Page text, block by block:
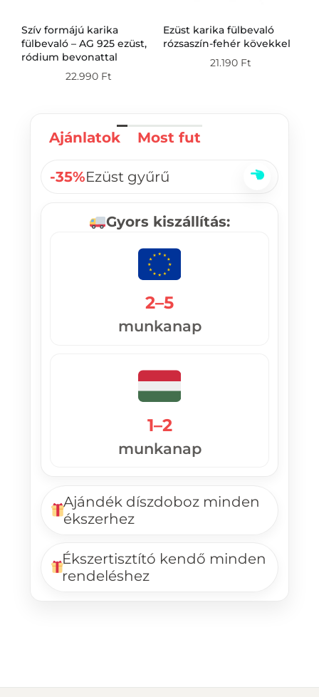
Szív formájú karika
fülbevaló – AG 925 ezüst,
ródium bevonattal
22.990 Ft
Ezüst karika fülbevaló
rózsaszín-fehér kövekkel
21.190 Ft
Ajánlatok Most fut
-35%Ezüst gyűrű
Gyors kiszállítás:
1–2
munkanap
2–5
munkanap
Ajándék díszdoboz minden
ékszerhez
Ékszertisztító kendő minden
rendeléshez